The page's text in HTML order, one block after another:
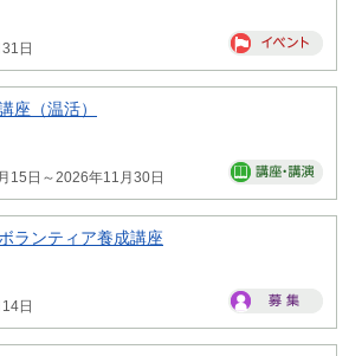
日
座（温活）
15日～2026年11月30日
ランティア養成講座
日